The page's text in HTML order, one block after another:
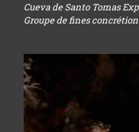
Cueva de Santo Tomas
Groupe de fines